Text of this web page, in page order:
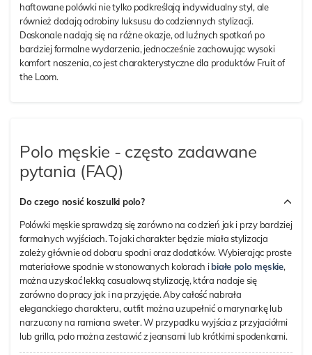
haftowane polówki nie tylko podkreślają indywidualny styl, ale
również dodają odrobiny luksusu do codziennych stylizacji.
Doskonale nadają się na różne okazje, od luźnych spotkań po
bardziej formalne wydarzenia, jednocześnie zachowując wysoki
komfort noszenia, co jest charakterystyczne dla produktów Fruit of
the Loom.
Polo męskie - często zadawane
pytania (FAQ)
Do czego nosić koszulki polo?
Polówki męskie sprawdzą się zarówno na co dzień jak i przy bardziej
formalnych wyjściach. To jaki charakter będzie miała stylizacja
zależy głównie od doboru spodni oraz dodatków. Wybierając proste
materiałowe spodnie w stonowanych kolorach ibiałe polo męskie,
można uzyskać lekką casualową stylizację, która nadaje się
zarówno do pracy jak i na przyjęcie. Aby całość nabrała
eleganckiego charakteru, outfit można uzupełnić o marynarkę lub
narzucony na ramiona sweter. W przypadku wyjścia z przyjaciółmi
lub grilla, polo można zestawić z jeansami lub krótkimi spodenkami.